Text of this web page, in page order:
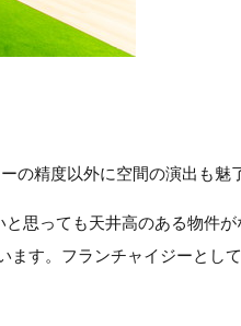
の精度以外に空間の演出も魅
思っても天井高のある物件が
ます。フランチャイジーとし